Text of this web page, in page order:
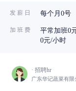
发 薪 日 每个月0号
加 班 费
平常加班0
0元/小时
· 招聘hr
广东华记蔬菜有限